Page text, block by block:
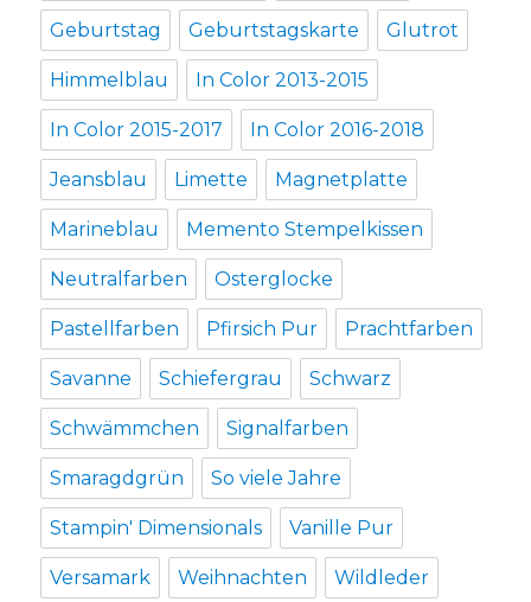
Geburtstag Geburtstagskarte Glutrot
Himmelblau In Color 2013-2015
In Color 2015-2017 In Color 2016-2018
Jeansblau Limette Magnetplatte
Marineblau Memento Stempelkissen
Neutralfarben Osterglocke
Pastellfarben Pfirsich Pur Prachtfarben
Savanne Schiefergrau Schwarz
Schwämmchen Signalfarben
Smaragdgrün So viele Jahre
Stampin' Dimensionals Vanille Pur
Versamark Weihnachten Wildleder